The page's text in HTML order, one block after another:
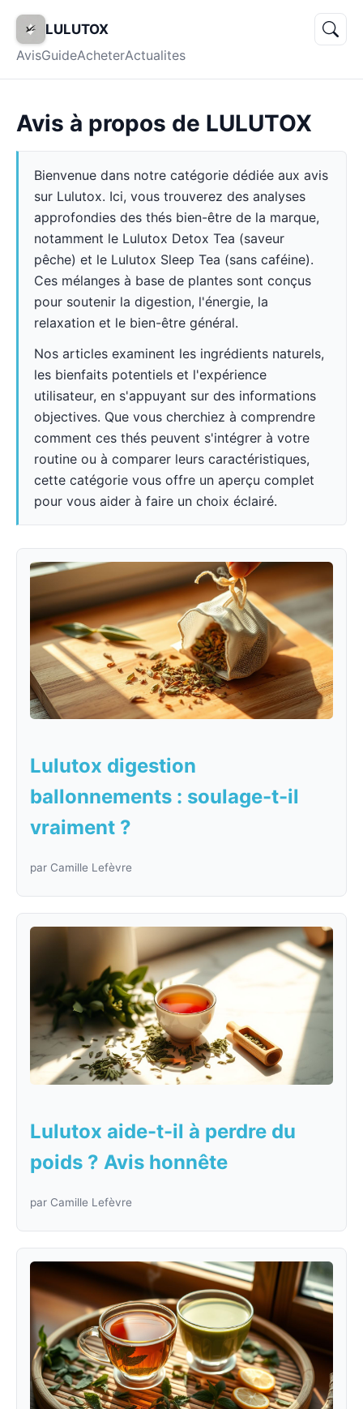
LULUTOX
AvisGuideAcheterActualites
Avis à propos de LULUTOX
Bienvenue dans notre catégorie dédiée aux avis
sur Lulutox. Ici, vous trouverez des analyses
approfondies des thés bien-être de la marque,
notamment le Lulutox Detox Tea (saveur
pêche) et le Lulutox Sleep Tea (sans caféine).
Ces mélanges à base de plantes sont conçus
pour soutenir la digestion, l'énergie, la
relaxation et le bien-être général.
Nos articles examinent les ingrédients naturels,
les bienfaits potentiels et l'expérience
utilisateur, en s'appuyant sur des informations
objectives. Que vous cherchiez à comprendre
comment ces thés peuvent s'intégrer à votre
routine ou à comparer leurs caractéristiques,
cette catégorie vous offre un aperçu complet
pour vous aider à faire un choix éclairé.
Lulutox digestion
ballonnements : soulage-t-il
vraiment ?
par Camille Lefèvre
Lulutox aide-t-il à perdre du
poids ? Avis honnête
par Camille Lefèvre